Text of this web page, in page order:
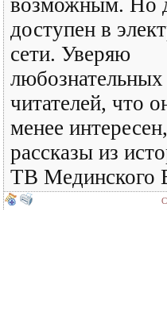
возможным. Но
доступен в
сети. Уверяю
любознательных
читателей, что
менее
рассказы из
ТВ Мединского